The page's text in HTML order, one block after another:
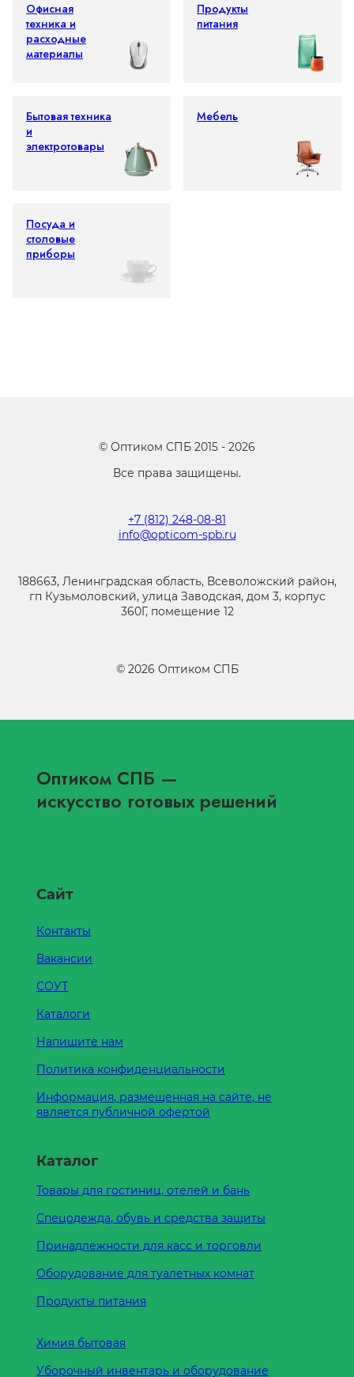
Офисная
техника и
расходные
материалы
Продукты
питания
Бытовая техника
и
электротовары
Мебель
Посуда и
столовые
приборы
© Оптиком СПБ 2015 - 2026
Все права защищены.
+7 (812) 248-08-81
info@opticom-spb.ru
188663, Ленинградская область, Всеволожский район,
гп Кузьмоловский, улица Заводская, дом 3, корпус
360Г, помещение 12
© 2026 Оптиком СПБ
Оптиком СПБ —
искусство готовых решений
Сайт
Контакты
Вакансии
СОУТ
Каталоги
Напишите нам
Политика конфиденциальности
Информация, размещенная на сайте, не
является публичной офертой
Каталог
Товары для гостиниц, отелей и бань
Спецодежда, обувь и средства защиты
Принадлежности для касс и торговли
Оборудование для туалетных комнат
Продукты питания
Химия бытовая
Уборочный инвентарь и оборудование